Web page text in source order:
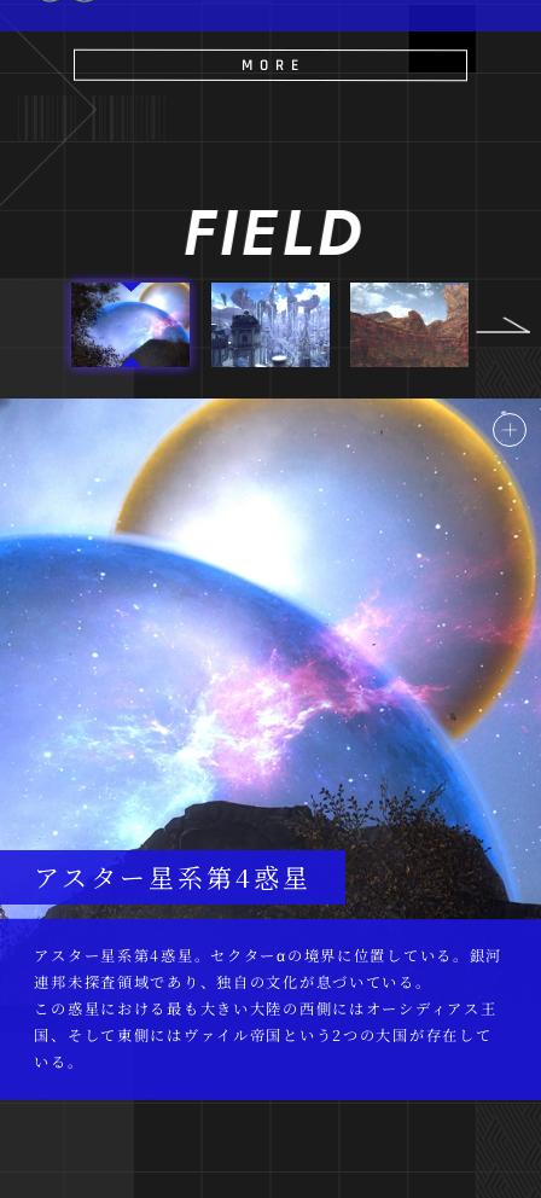
MORE
FIELD
アスター星系第4惑星
アスター星系第4惑星。セクターαの境界に位置している。銀河
連邦未探査領域であり、独自の文化が息づいている。
この惑星における最も大きい大陸の西側にはオーシディアス王
国、そして東側にはヴァイル帝国という2つの大国が存在して
いる。